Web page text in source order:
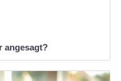
angesagt?